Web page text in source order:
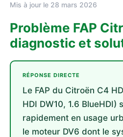
Mis à jour le 28 mars 2026
Problème FAP
diagnostic et
RÉPONSE DIRECTE
Le FAP du Citroën C4
HDI DW10, 1.6 BlueHDI)
rapidement en usage
le moteur DV6 dont le